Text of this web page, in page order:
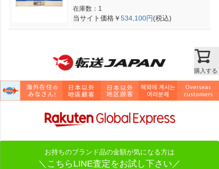
購入する
在庫数：1
当サイト価格￥534,100円(税込)
お持ちのブランド品の金額が気になる方は
＼こちらLINE査定をお試し下さい／